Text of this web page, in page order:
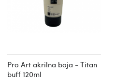
Pro Art akrilna boja - Titan
buff 120ml